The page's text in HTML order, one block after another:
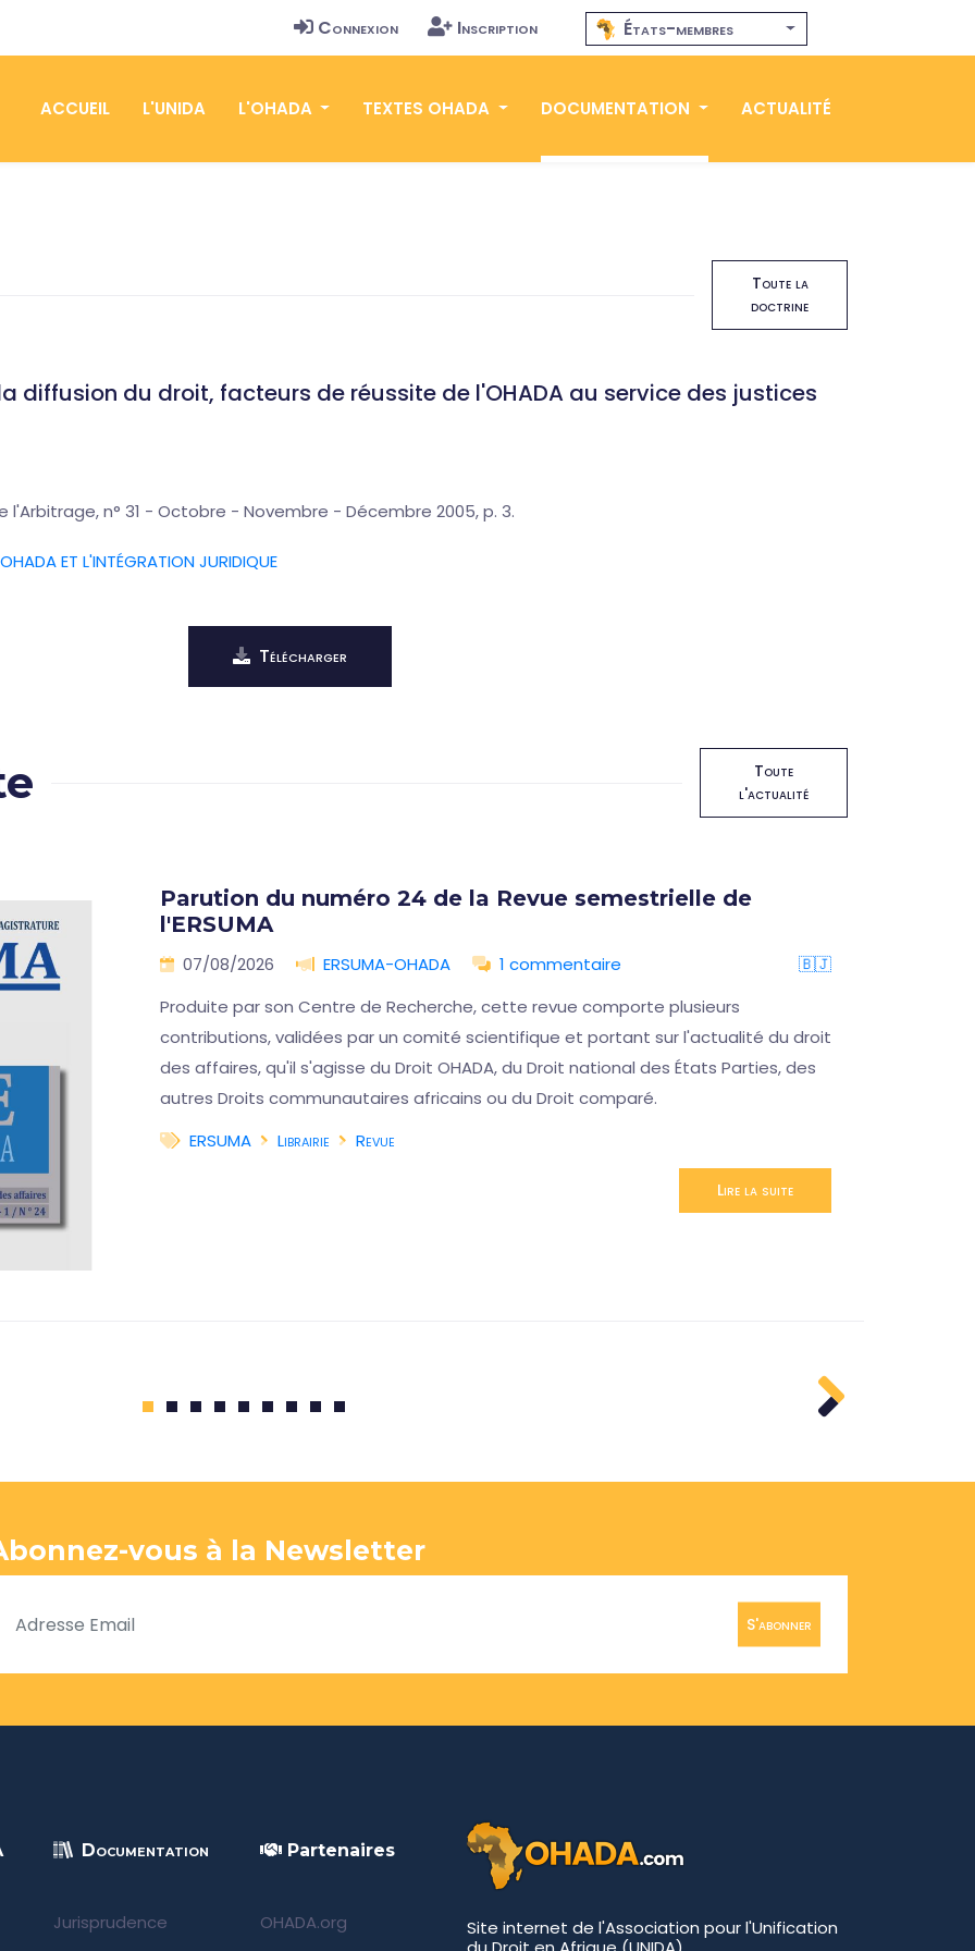
Connexion Inscription États-membres
ACCUEIL L'UNIDA L'OHADA TEXTES OHADA DOCUMENTATION ACTUALITÉ
Toute la
doctrine
diffusion du droit, facteurs de réussite de l'OHADA au service des justices
l'Arbitrage, n° 31 - Octobre - Novembre - Décembre 2005, p. 3.
ET L'INTÉGRATION JURIDIQUE
Télécharger
Toute
l'actualité
Parution du numéro 24 de la Revue semestrielle de
l'ERSUMA
07/08/2026 ERSUMA-OHADA 1 commentaire
🇧🇯
Produite par son Centre de Recherche, cette revue comporte plusieurs
contributions, validées par un comité scientifique et portant sur l'actualité du droit
des affaires, qu'il s'agisse du Droit OHADA, du Droit national des États Parties, des
autres Droits communautaires africains ou du Droit comparé.
ERSUMA
Librairie Revue
Lire la suite
1 2 3 4 5 6 7 8 9
vous à la Newsletter
S'abonner
Documentation
Jurisprudence
Partenaires
OHADA.org
Site internet de l'Association pour l'Unification